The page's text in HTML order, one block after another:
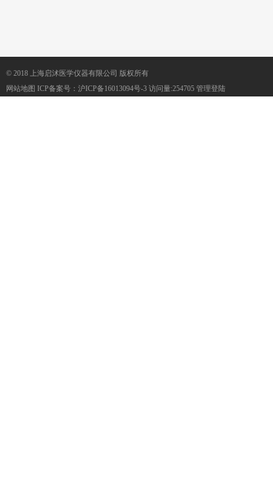
© 2018 上海启沭医学仪器有限公司 版权所有
网站地图 ICP备案号： 沪ICP备16013094号-3 访问量:254705 管理登陆